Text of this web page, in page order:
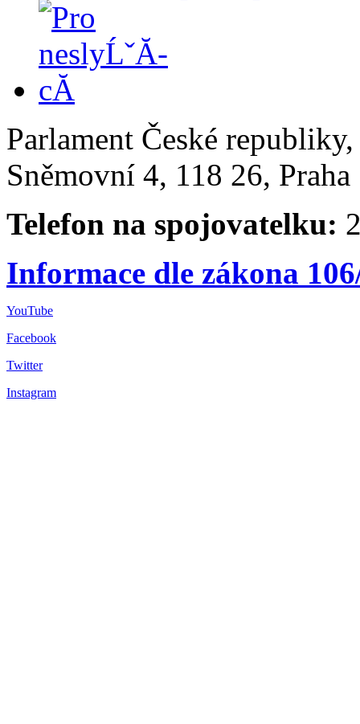
Parlament České
Sněmovní 4, 118 26,
Telefon na spojovatelku:
Informace dle zákona
YouTube
Facebook
Twitter
Instagram